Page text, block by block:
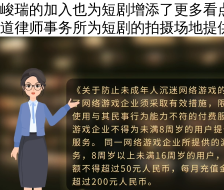
峻瑞的加入也为短剧增添了更多看
道律师事务所为短剧的拍摄场地提